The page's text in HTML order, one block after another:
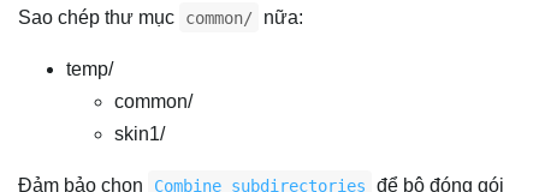
Sao chép thư mục common/ nữa:
temp/
common/
skin1/
Đảm bảo chọn Combine subdirectories
để bộ đóng gói